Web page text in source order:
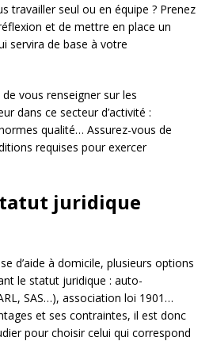
travailler seul ou en équipe ? Prenez
et de mettre en place un
servira de base à votre
vous renseigner sur les
dans ce secteur d’activité :
qualité… Assurez-vous de
requises pour exercer
juridique
d’aide à domicile, plusieurs options
le statut juridique : auto-
SAS…), association loi 1901…
et ses contraintes, il est donc
pour choisir celui qui correspond